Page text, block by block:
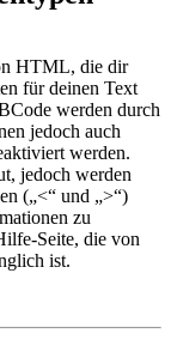
HTML, die dir
für deinen Text
werden durch
jedoch auch
werden.
jedoch werden
(„<“ und „>“)
zu
Seite, die von
ist.